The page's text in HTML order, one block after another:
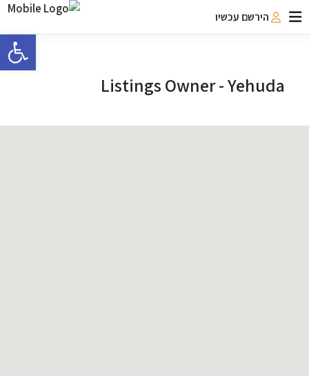
הירשם עכשיו
Listings Owner -Yehuda